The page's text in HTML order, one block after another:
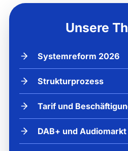
Unsere
Systemreform 2026
Strukturprozess
Tarif und
DAB+ und Audiomarkt